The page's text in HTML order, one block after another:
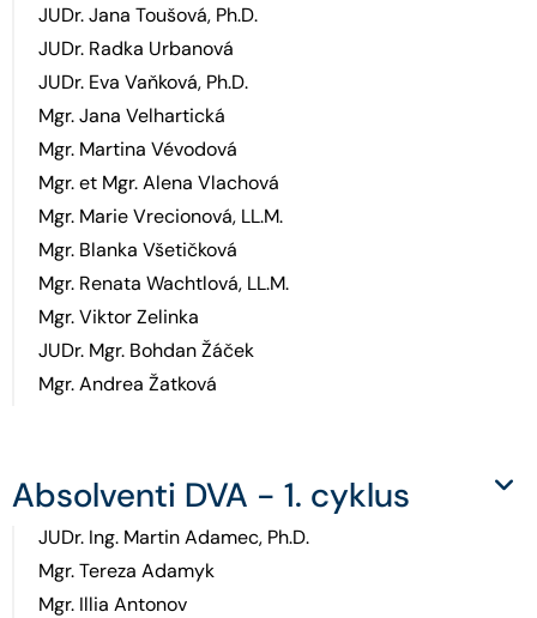
JUDr. Jana Toušová, Ph.D.
JUDr. Radka Urbanová
JUDr. Eva Vaňková, Ph.D.
Mgr. Jana Velhartická
Mgr. Martina Vévodová
Mgr. et Mgr. Alena Vlachová
Mgr. Marie Vrecionová, LL.M.
Mgr. Blanka Všetičková
Mgr. Renata Wachtlová, LL.M.
Mgr. Viktor Zelinka
JUDr. Mgr. Bohdan Žáček
Mgr. Andrea Žatková
Absolventi DVA - 1. cyklus
JUDr. Ing. Martin Adamec, Ph.D.
Mgr. Tereza Adamyk
Mgr. Illia Antonov